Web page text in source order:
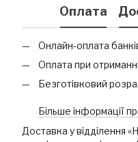
Оплата
Онлайн-оплата
Оплата при отриманні
Безготівковий
Більше інформації
Доставка у відділення